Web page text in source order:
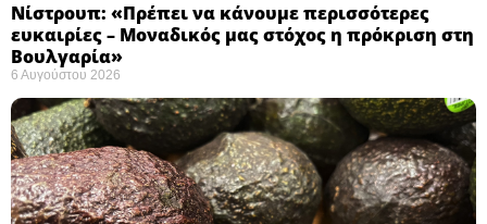
Νίστρουπ: «Πρέπει να κάνουμε περισσότερες
ευκαιρίες – Μοναδικός μας στόχος η πρόκριση στη
Βουλγαρία» ​
6 Αυγούστου 2026